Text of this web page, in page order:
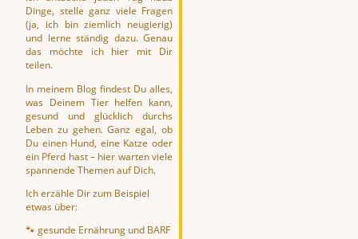
Dinge, stelle ganz viele Fragen
(ja, ich bin ziemlich neugierig)
und lerne ständig dazu. Genau
das möchte ich hier mit Dir
teilen.
In meinem Blog findest Du alles,
was Deinem Tier helfen kann,
gesund und glücklich durchs
Leben zu gehen. Ganz egal, ob
Du einen Hund, eine Katze oder
ein Pferd hast – hier warten viele
spannende Themen auf Dich.
Ich erzähle Dir zum Beispiel
etwas über:
🐾gesunde Ernährung und BARF